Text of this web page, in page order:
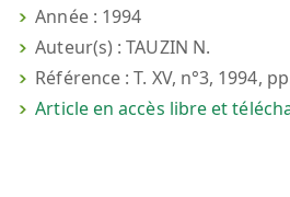
Année : 1994
Auteur(s) : TAUZIN N.
Référence : T. XV, n°3, 1994,
Article en accès libre et